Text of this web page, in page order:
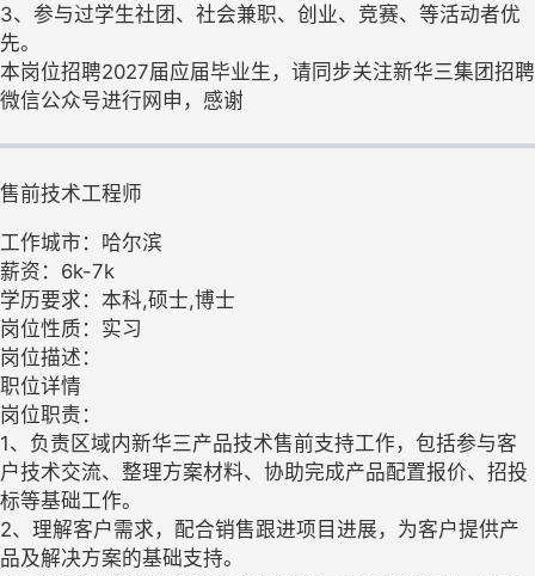
3、参与过学生社团、社会兼职、创业、竞赛、等活动者优
先。
本岗位招聘2027届应届毕业生，请同步关注新华三集团招聘
微信公众号进行网申，感谢
售前技术工程师
工作城市：哈尔滨
薪资：6k-7k
学历要求：本科,硕士,博士
岗位性质：实习
岗位描述：
职位详情
岗位职责：
1、负责区域内新华三产品技术售前支持工作，包括参与客
户技术交流、整理方案材料、协助完成产品配置报价、招投
标等基础工作。
2、理解客户需求，配合销售跟进项目进展，为客户提供产
品及解决方案的基础支持。